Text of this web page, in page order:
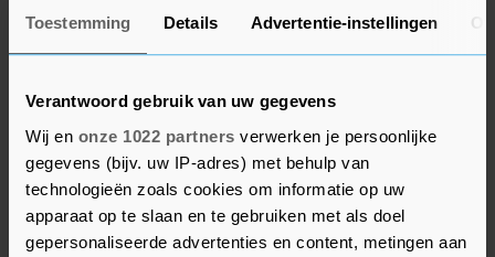
Toestemming Details Advertentie-instellingen
Verantwoord gebruik van uw gegevens
Wij en onze 1022 partners verwerken je persoonlijke
gegevens (bijv. uw IP-adres) met behulp van
technologieën zoals cookies om informatie op uw
apparaat op te slaan en te gebruiken met als doel
gepersonaliseerde advertenties en content, metingen aan
Andere topspelers als Roger Federer en Rafael
aloude rivalen van Djokovic is de tenniswereld
juist in deze moeilijke coronatijden gebaat bij
saamhorigheid en niet bij verdeeldheid.